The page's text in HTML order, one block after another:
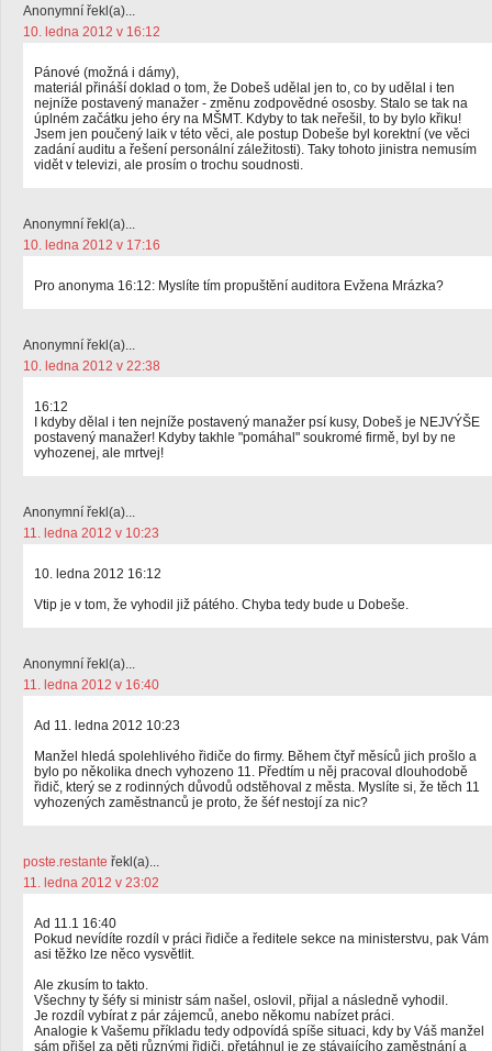
Anonymní řekl(a)...
10. ledna 2012 v 16:12
Pánové (možná i dámy),
materiál přináší doklad o tom, že Dobeš udělal jen to, co by udělal i ten
nejníže postavený manažer - změnu zodpovědné ososby. Stalo se tak na
úplném začátku jeho éry na MŠMT. Kdyby to tak neřešil, to by bylo křiku!
Jsem jen poučený laik v této věci, ale postup Dobeše byl korektní (ve věci
zadání auditu a řešení personální záležitosti). Taky tohoto jinistra nemusím
vidět v televizi, ale prosím o trochu soudnosti.
Anonymní řekl(a)...
10. ledna 2012 v 17:16
Pro anonyma 16:12: Myslíte tím propuštění auditora Evžena Mrázka?
Anonymní řekl(a)...
10. ledna 2012 v 22:38
16:12
I kdyby dělal i ten nejníže postavený manažer psí kusy, Dobeš je NEJVÝŠE
postavený manažer! Kdyby takhle "pomáhal" soukromé firmě, byl by ne
vyhozenej, ale mrtvej!
Anonymní řekl(a)...
11. ledna 2012 v 10:23
10. ledna 2012 16:12
Vtip je v tom, že vyhodil již pátého. Chyba tedy bude u Dobeše.
Anonymní řekl(a)...
11. ledna 2012 v 16:40
Ad 11. ledna 2012 10:23
Manžel hledá spolehlivého řidiče do firmy. Během čtyř měsíců jich prošlo a
bylo po několika dnech vyhozeno 11. Předtím u něj pracoval dlouhodobě
řidič, který se z rodinných důvodů odstěhoval z města. Myslíte si, že těch 11
vyhozených zaměstnanců je proto, že šéf nestojí za nic?
poste.restante řekl(a)...
11. ledna 2012 v 23:02
Ad 11.1 16:40
Pokud nevídíte rozdíl v práci řidiče a ředitele sekce na ministerstvu, pak Vám
asi těžko lze něco vysvětlit.
Ale zkusím to takto.
Všechny ty šéfy si ministr sám našel, oslovil, přijal a následně vyhodil.
Je rozdíl vybírat z pár zájemců, anebo někomu nabízet práci.
Analogie k Vašemu příkladu tedy odpovídá spíše situaci, kdy by Váš manžel
sám přišel za pěti různými řidiči, přetáhnul je ze stávajícího zaměstnání a